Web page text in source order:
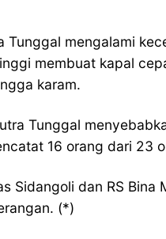
mengalami
membuat kapal
karam.
Tunggal
16 orang dari 23
Sidangoli dan RS
(*)